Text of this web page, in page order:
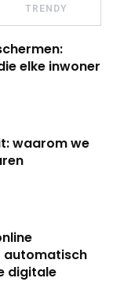
TRENDY
elke inwoner
waarom we
automatisch
digitale